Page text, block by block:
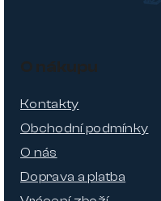
O nákupu
Kontakty
Obchodní podmínky
O nás
Doprava a platba